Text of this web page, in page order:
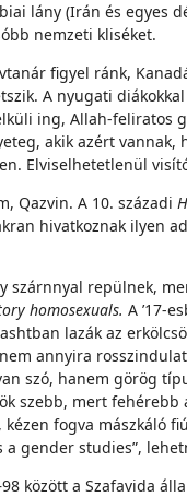
lány (Irán és egyes
nemzeti kliséket.
figyel ránk,
A nyugati
ing, Allah-feliratos
akik azért
Elviselhetetlenül
Qazvin. A 10. századi
hivatkoznak ilyen
szárnnyal repülnek,
homosexuals. A ’17-
lazák az
annyira
szó, hanem görög
szebb, mert fehérebb
fogva mászkáló
gender studies”,
között a Szafavida